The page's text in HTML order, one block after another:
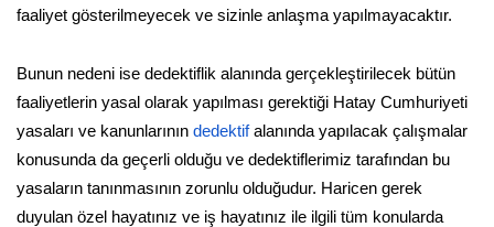
faaliyet gösterilmeyecek ve sizinle anlaşma yapılmayacaktır.
Bunun nedeni ise dedektiflik alanında gerçekleştirilecek bütün
faaliyetlerin yasal olarak yapılması gerektiği Hatay Cumhuriyeti
yasaları ve kanunlarının dedektifalanında yapılacak çalışmalar
konusunda da geçerli olduğu ve dedektiflerimiz tarafından bu
yasaların tanınmasının zorunlu olduğudur. Haricen gerek
duyulan özel hayatınız ve iş hayatınız ile ilgili tüm konularda